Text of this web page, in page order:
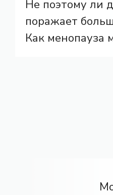
Не поэтому ли
поражает
Как менопауза